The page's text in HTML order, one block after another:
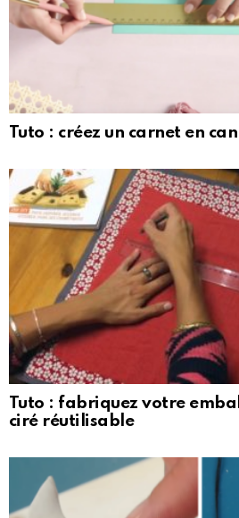
Tuto : créez un carnet en
Tuto : fabriquez votre
ciré réutilisable